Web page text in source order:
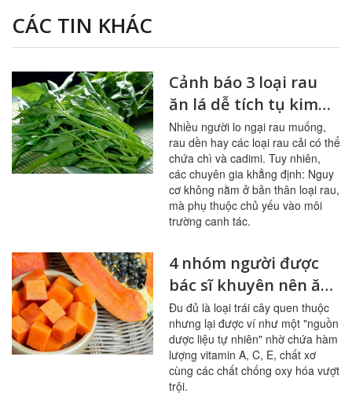
CÁC TIN KHÁC
Cảnh báo 3 loại rau
ăn lá dễ tích tụ kim
loại nặng
Nhiều người lo ngại rau muống,
rau dền hay các loại rau cải có thể
chứa chì và cadimi. Tuy nhiên,
các chuyên gia khẳng định: Nguy
cơ không nằm ở bản thân loại rau,
mà phụ thuộc chủ yếu vào môi
trường canh tác.
4 nhóm người được
bác sĩ khuyên nên ăn
đu đủ thường xuyên
Đu đủ là loại trái cây quen thuộc
nhưng lại được ví như một "nguồn
dược liệu tự nhiên" nhờ chứa hàm
lượng vitamin A, C, E, chất xơ
cùng các chất chống oxy hóa vượt
trội.